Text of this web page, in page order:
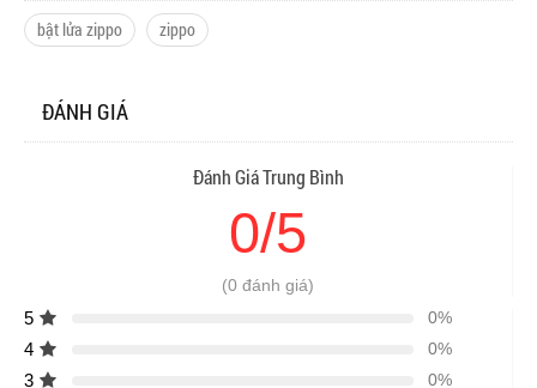
bật lửa zippo zippo
ĐÁNH GIÁ
Đánh Giá Trung Bình
0/5
(0 đánh giá)
5 0%
4 0%
3 0%